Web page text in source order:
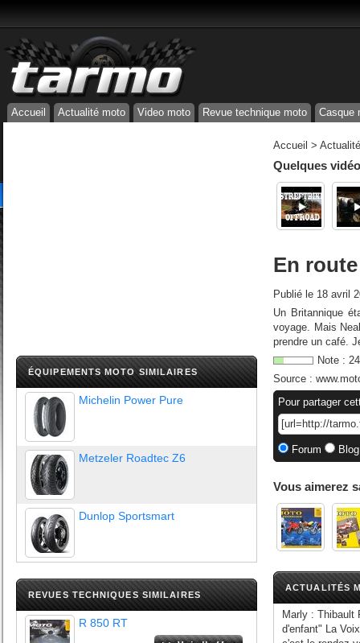
Accueil Actualité moto Video moto Revue technique moto Casque
ÉQUIPEMENTS MOTO SIMILAIRES
Michelin Power Pure
Metzeler Roadtec Z6
Dunlop Sportsmart
REVUES TECHNIQUES SIMILAIRES
R 850 RT
Accueil >
Quelques
En
Publié le 18 avril
Un Britannique
voyage. Mais
prendre un café.
Note : 24
Source :
Pour partager
Forum
Vous aimerez
ACTUALITÉS
Marly : Thibault
d'enfant" La